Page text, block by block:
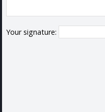
Your signature: